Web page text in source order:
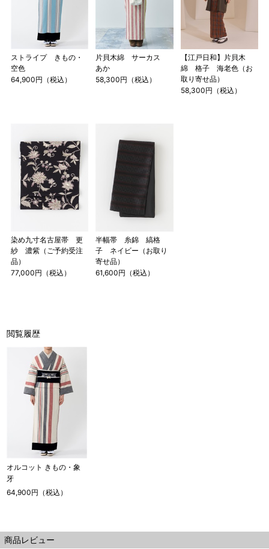
ストライプ きもの・
空色
64,900円（税込）
片貝木綿 サーカス
あか
58,300円（税込）
【江戸日和】片貝木
綿 格子 海老色（お
取り寄せ品）
58,300円（税込）
染め九寸名古屋帯 更
紗 濃紫（ご予約受注
品）
77,000円（税込）
半幅帯 糸錦 縞格
子 ネイビー（お取り
寄せ品）
61,600円（税込）
閲覧履歴
オルコット きもの・象
牙
64,900円（税込）
商品レビュー